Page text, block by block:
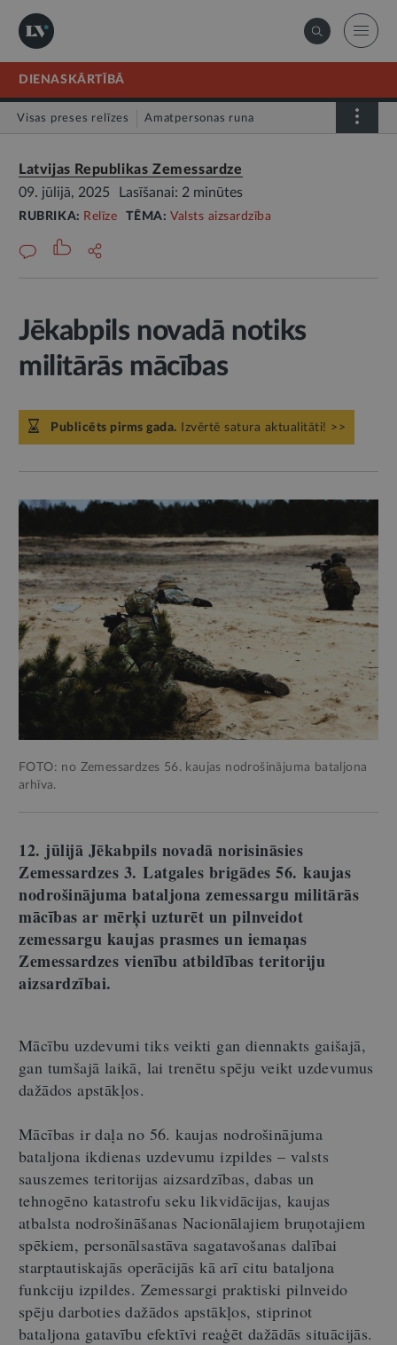
DIENASKĀRTĪBĀ
Visas preses relīzes Amatpersonas runa
Latvijas Republikas Zemessardze
09. jūlijā, 2025
Lasīšanai: 2 minūtes
RUBRIKA: Relīze TĒMA:Valsts aizsardzība
Jēkabpils novadā notiks
militārās mācības
Publicēts pirms gada. Izvērtē satura aktualitāti! >>
FOTO: no Zemessardzes 56. kaujas nodrošinājuma bataljona
arhīva.
12. jūlijā Jēkabpils novadā norisināsies
Zemessardzes 3. Latgales brigādes 56. kaujas
nodrošinājuma bataljona zemessargu militārās
mācības ar mērķi uzturēt un pilnveidot
zemessargu kaujas prasmes un iemaņas
Zemessardzes vienību atbildības teritoriju
aizsardzībai.
Mācību uzdevumi tiks veikti gan diennakts gaišajā,
gan tumšajā laikā, lai trenētu spēju veikt uzdevumus
dažādos apstākļos.
Mācības ir daļa no 56. kaujas nodrošinājuma
bataljona ikdienas uzdevumu izpildes – valsts
sauszemes teritorijas aizsardzības, dabas un
tehnogēno katastrofu seku likvidācijas, kaujas
atbalsta nodrošināšanas Nacionālajiem bruņotajiem
spēkiem, personālsastāva sagatavošanas dalībai
starptautiskajās operācijās kā arī citu bataljona
funkciju izpildes. Zemessargi praktiski pilnveido
spēju darboties dažādos apstākļos, stiprinot
bataljona gatavību efektīvi reaģēt dažādās situācijās.